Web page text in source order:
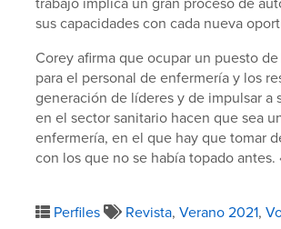
sus capacidades con cada nueva
Corey afirma que ocupar un puesto
para el personal de enfermería y los
generación de líderes y de impulsar a
en el sector sanitario hacen que sea
enfermería, en el que hay que tomar
con los que no se había topado
Perfiles Revista, Verano 2021,